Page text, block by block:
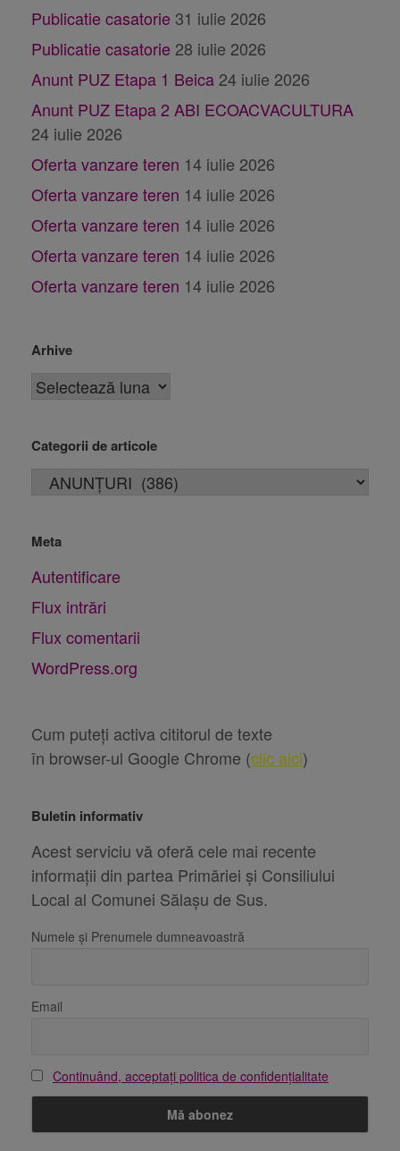
Publicatie casatorie31 iulie 2026
Publicatie casatorie 28 iulie 2026
Anunt PUZ Etapa 1 Beica 24 iulie 2026
Anunt PUZ Etapa 2 ABI ECOACVACULTURA
24 iulie 2026
Oferta vanzare teren 14 iulie 2026
Oferta vanzare teren 14 iulie 2026
Oferta vanzare teren 14 iulie 2026
Oferta vanzare teren 14 iulie 2026
Oferta vanzare teren 14 iulie 2026
Arhive
Categorii de articole
Meta
Autentificare
Flux intrări
Flux comentarii
WordPress.org
Cum puteți activa cititorul de texte
în browser-ul Google Chrome (clic aici)
Buletin informativ
Acest serviciu vă oferă cele mai recente
informații din partea Primăriei și Consiliului
Local al Comunei Sălașu de Sus.
Numele și Prenumele dumneavoastră
Email
Continuând, acceptați politica de confidențialitate